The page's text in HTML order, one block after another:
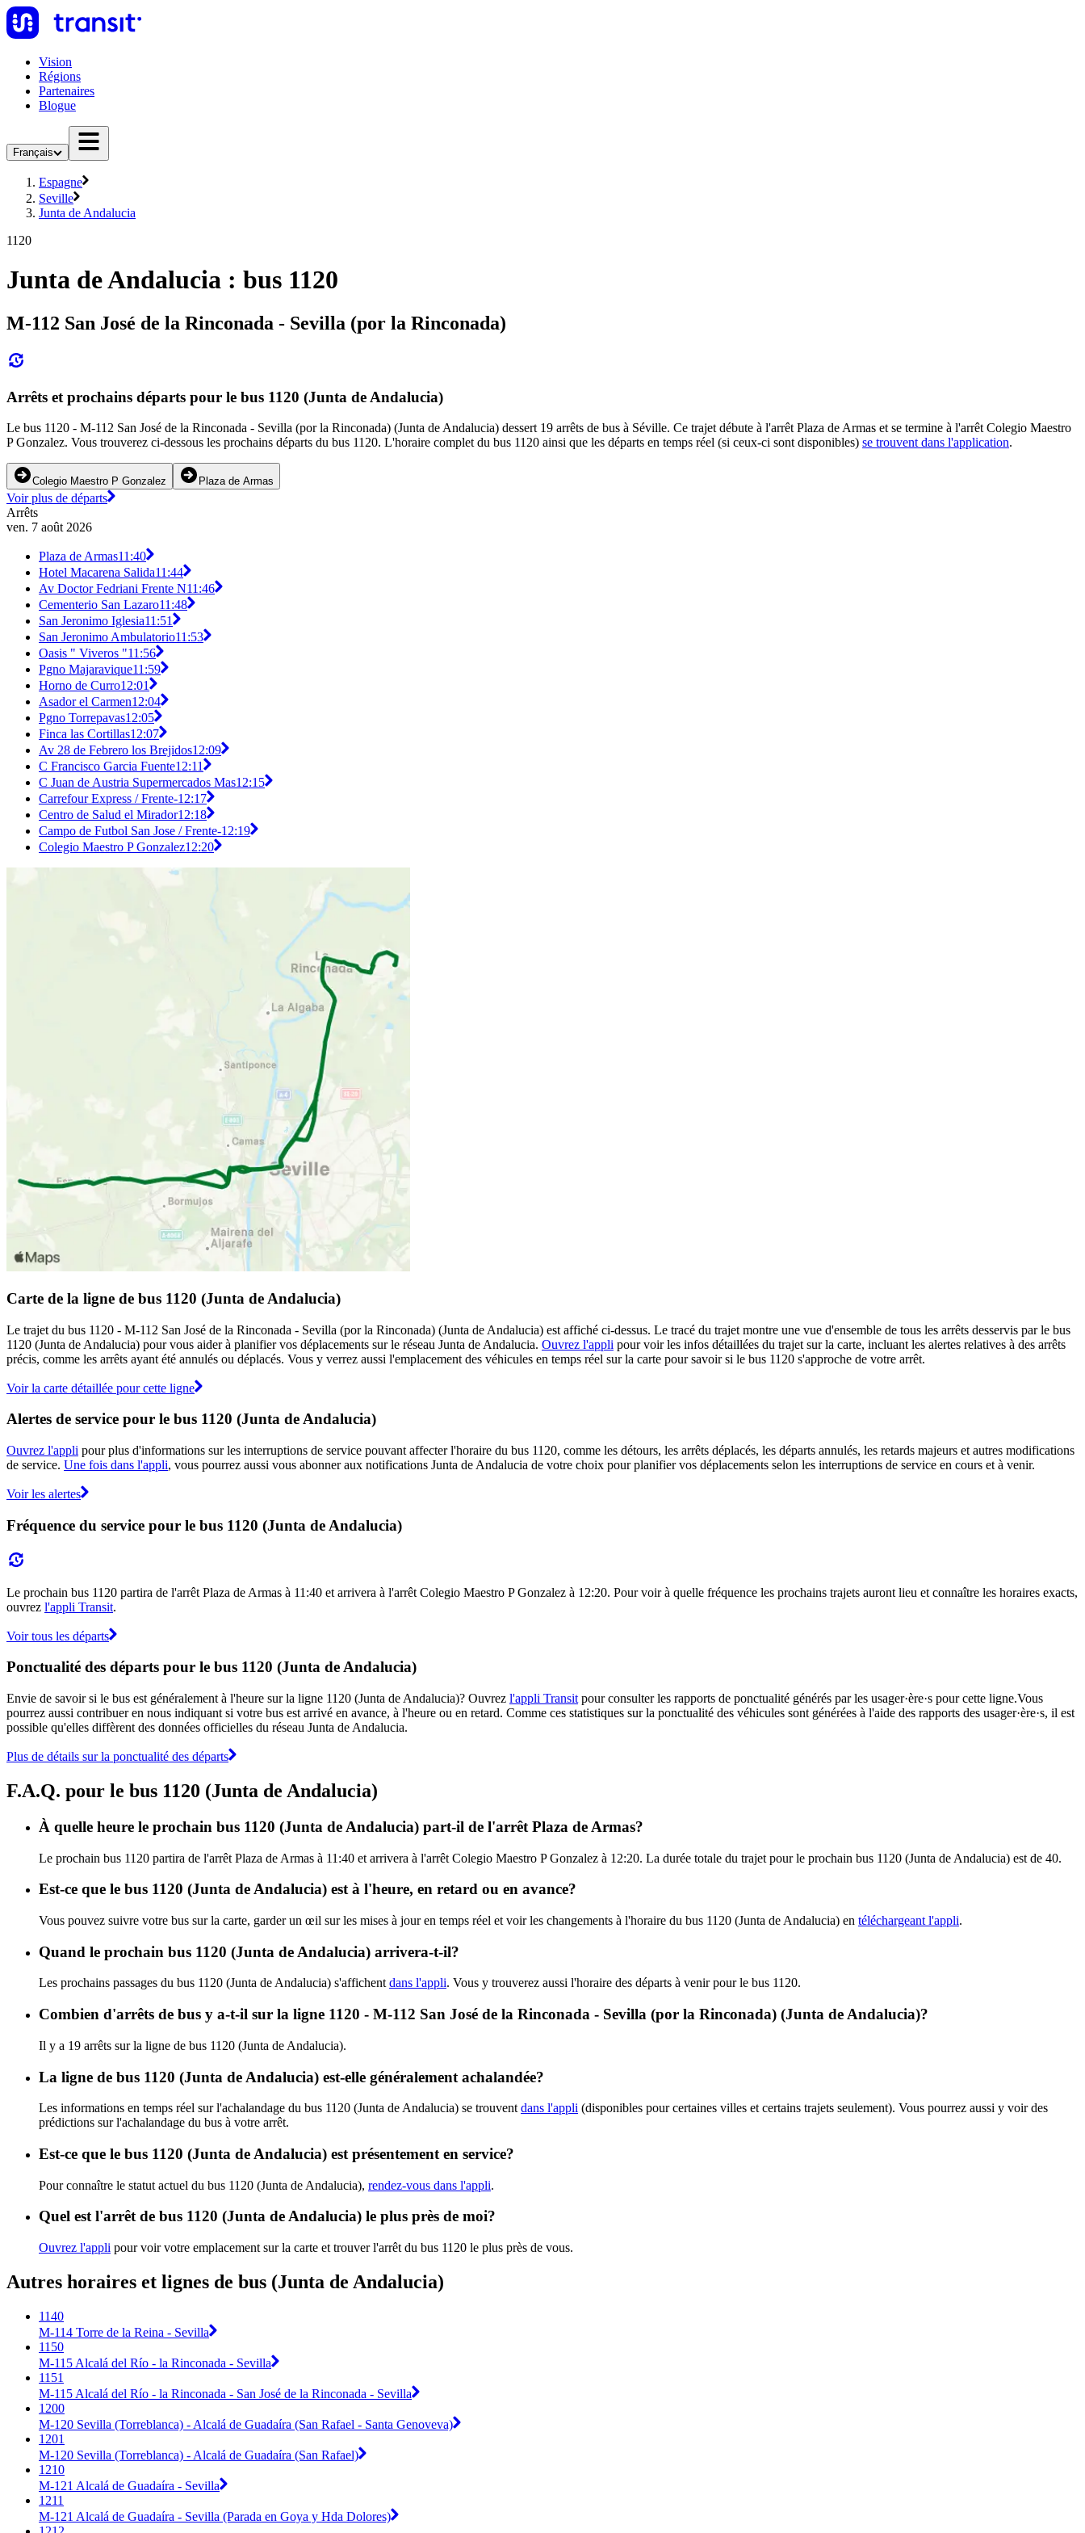
Vision
Régions
Partenaires
Blogue
Français
Espagne
Seville
Junta de Andalucia
1120
Junta de Andalucia : bus 1120
M-112 San José de la Rinconada - Sevilla (por la Rinconada)
Arrêts et prochains départs pour le bus 1120 (Junta de Andalucia)
Le bus 1120 - M-112 San José de la Rinconada - Sevilla (por la Rinconada) (Junta de Andalucia) dessert 19 arrêts de bus à Séville. Ce trajet débute à l'arrêt Plaza de Armas et se termine à l'arrêt Colegio Maestro
P Gonzalez. Vous trouverez ci-dessous les prochains départs du bus 1120. L'horaire complet du bus 1120 ainsi que les départs en temps réel (si ceux-ci sont disponibles) se trouvent dans l'application.
Colegio Maestro P Gonzalez Plaza de Armas
Voir plus de départs
Arrêts
ven. 7 août 2026
Plaza de Armas11:40
Hotel Macarena Salida11:44
Av Doctor Fedriani Frente N11:46
Cementerio San Lazaro11:48
San Jeronimo Iglesia11:51
San Jeronimo Ambulatorio11:53
Oasis " Viveros "11:56
Pgno Majaravique11:59
Horno de Curro12:01
Asador el Carmen12:04
Pgno Torrepavas12:05
Finca las Cortillas12:07
Av 28 de Febrero los Brejidos12:09
C Francisco Garcia Fuente12:11
C Juan de Austria Supermercados Mas12:15
Carrefour Express / Frente-12:17
Centro de Salud el Mirador12:18
Campo de Futbol San Jose / Frente-12:19
Colegio Maestro P Gonzalez12:20
Carte de la ligne de bus 1120 (Junta de Andalucia)
Le trajet du bus 1120 - M-112 San José de la Rinconada - Sevilla (por la Rinconada) (Junta de Andalucia) est affiché ci-dessus. Le tracé du trajet montre une vue d'ensemble de tous les arrêts desservis par le bus
1120 (Junta de Andalucia) pour vous aider à planifier vos déplacements sur le réseau Junta de Andalucia. Ouvrez l'appli pour voir les infos détaillées du trajet sur la carte, incluant les alertes relatives à des arrêts
précis, comme les arrêts ayant été annulés ou déplacés. Vous y verrez aussi l'emplacement des véhicules en temps réel sur la carte pour savoir si le bus 1120 s'approche de votre arrêt.
Voir la carte détaillée pour cette ligne
Alertes de service pour le bus 1120 (Junta de Andalucia)
Ouvrez l'appli pour plus d'informations sur les interruptions de service pouvant affecter l'horaire du bus 1120, comme les détours, les arrêts déplacés, les départs annulés, les retards majeurs et autres modifications
de service. Une fois dans l'appli, vous pourrez aussi vous abonner aux notifications Junta de Andalucia de votre choix pour planifier vos déplacements selon les interruptions de service en cours et à venir.
Voir les alertes
Fréquence du service pour le bus 1120 (Junta de Andalucia)
Le prochain bus 1120 partira de l'arrêt Plaza de Armas à 11:40 et arrivera à l'arrêt Colegio Maestro P Gonzalez à 12:20. Pour voir à quelle fréquence les prochains trajets auront lieu et connaître les horaires exacts,
ouvrez l'appli Transit.
Voir tous les départs
Ponctualité des départs pour le bus 1120 (Junta de Andalucia)
Envie de savoir si le bus est généralement à l'heure sur la ligne 1120 (Junta de Andalucia)? Ouvrez l'appli Transit pour consulter les rapports de ponctualité générés par les usager·ère·s pour cette ligne.Vous
pourrez aussi contribuer en nous indiquant si votre bus est arrivé en avance, à l'heure ou en retard. Comme ces statistiques sur la ponctualité des véhicules sont générées à l'aide des rapports des usager·ère·s, il est
possible qu'elles diffèrent des données officielles du réseau Junta de Andalucia.
Plus de détails sur la ponctualité des départs
F.A.Q. pour le bus 1120 (Junta de Andalucia)
À quelle heure le prochain bus 1120 (Junta de Andalucia) part-il de l'arrêt Plaza de Armas?
Le prochain bus 1120 partira de l'arrêt Plaza de Armas à 11:40 et arrivera à l'arrêt Colegio Maestro P Gonzalez à 12:20. La durée totale du trajet pour le prochain bus 1120 (Junta de Andalucia) est de 40.
Est-ce que le bus 1120 (Junta de Andalucia) est à l'heure, en retard ou en avance?
Vous pouvez suivre votre bus sur la carte, garder un œil sur les mises à jour en temps réel et voir les changements à l'horaire du bus 1120 (Junta de Andalucia) en téléchargeant l'appli.
Quand le prochain bus 1120 (Junta de Andalucia) arrivera-t-il?
Les prochains passages du bus 1120 (Junta de Andalucia) s'affichent dans l'appli. Vous y trouverez aussi l'horaire des départs à venir pour le bus 1120.
Combien d'arrêts de bus y a-t-il sur la ligne 1120 - M-112 San José de la Rinconada - Sevilla (por la Rinconada) (Junta de Andalucia)?
Il y a 19 arrêts sur la ligne de bus 1120 (Junta de Andalucia).
La ligne de bus 1120 (Junta de Andalucia) est-elle généralement achalandée?
Les informations en temps réel sur l'achalandage du bus 1120 (Junta de Andalucia) se trouvent dans l'appli (disponibles pour certaines villes et certains trajets seulement). Vous pourrez aussi y voir des
prédictions sur l'achalandage du bus à votre arrêt.
Est-ce que le bus 1120 (Junta de Andalucia) est présentement en service?
Pour connaître le statut actuel du bus 1120 (Junta de Andalucia), rendez-vous dans l'appli.
Quel est l'arrêt de bus 1120 (Junta de Andalucia) le plus près de moi?
Ouvrez l'appli pour voir votre emplacement sur la carte et trouver l'arrêt du bus 1120 le plus près de vous.
Autres horaires et lignes de bus (Junta de Andalucia)
1140
M-114 Torre de la Reina - Sevilla
1150
M-115 Alcalá del Río - la Rinconada - Sevilla
1151
M-115 Alcalá del Río - la Rinconada - San José de la Rinconada - Sevilla
1200
M-120 Sevilla (Torreblanca) - Alcalá de Guadaíra (San Rafael - Santa Genoveva)
1201
M-120 Sevilla (Torreblanca) - Alcalá de Guadaíra (San Rafael)
1210
M-121 Alcalá de Guadaíra - Sevilla
1211
M-121 Alcalá de Guadaíra - Sevilla (Parada en Goya y Hda Dolores)